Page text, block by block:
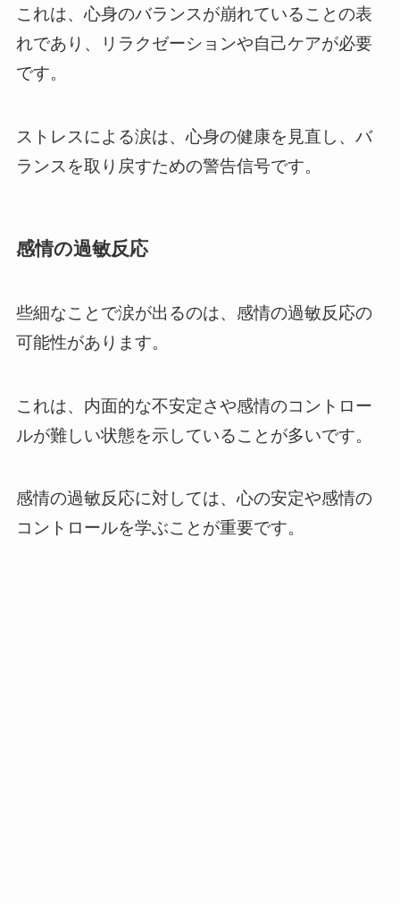
これは、心身のバランスが崩れていることの表
れであり、リラクゼーションや自己ケアが必要
です。
ストレスによる涙は、心身の健康を見直し、バ
ランスを取り戻すための警告信号です。
感情の過敏反応
些細なことで涙が出るのは、感情の過敏反応の
可能性があります。
これは、内面的な不安定さや感情のコントロー
ルが難しい状態を示していることが多いです。
感情の過敏反応に対しては、心の安定や感情の
コントロールを学ぶことが重要です。